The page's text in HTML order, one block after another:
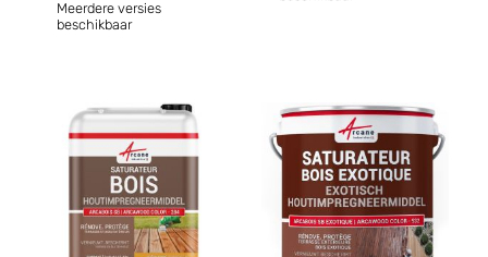
Meerdere versies
beschikbaar